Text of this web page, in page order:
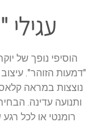
הוסיפי נופך של
נוצצות במראה
ותנועה עדינה.
רומנטי או לכל